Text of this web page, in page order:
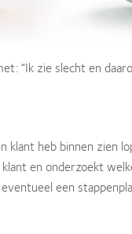
“Ik zie slecht en
heb binnen zien
en onderzoekt
een